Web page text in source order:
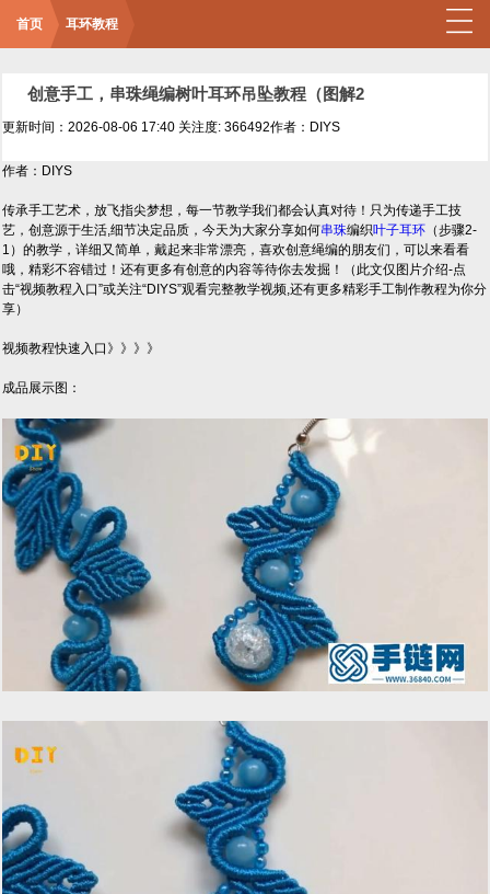
首页 耳环教程
创意手工，串珠绳编树叶耳环吊坠教程（图解2
更新时间：2026-08-06 17:40 关注度: 366492作者：DIYS
作者：DIYS
传承手工艺术，放飞指尖梦想，每一节教学我们都会认真对待！只为传递手工技
艺，创意源于生活,细节决定品质，今天为大家分享如何串珠编织叶子耳环 （步骤2-
1）的教学，详细又简单，戴起来非常漂亮，喜欢创意绳编的朋友们，可以来看看
哦，精彩不容错过！还有更多有创意的内容等待你去发掘！（此文仅图片介绍-点
击“视频教程入口”或关注“DIYS”观看完整教学视频,还有更多精彩手工制作教程为你分
享）
视频教程快速入口》》》》
成品展示图：